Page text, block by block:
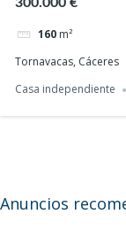
160 m²
Tornavacas, Cáceres
Casa independiente
Anuncios
Casa de